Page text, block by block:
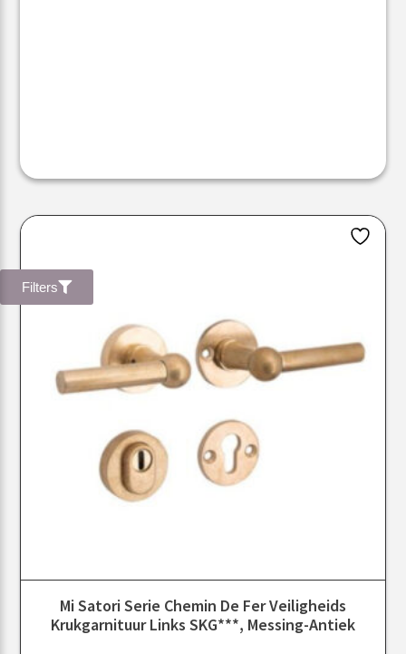
Filters
Mi Satori Serie Chemin De Fer Veiligheids
Krukgarnituur Links SKG***, Messing-Antiek